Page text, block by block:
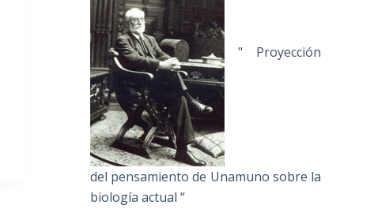
" Proyección
del pensamiento de Unamuno sobre la
biología actual “